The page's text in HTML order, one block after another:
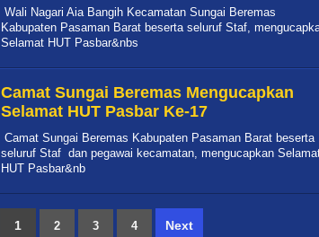
Wali Nagari Aia Bangih Kecamatan Sungai Beremas
Kabupaten Pasaman Barat beserta seluruf Staf,
Selamat HUT Pasbar&nbs
Camat Sungai Beremas Mengucapkan
Selamat HUT Pasbar Ke-17
Camat Sungai Beremas Kabupaten Pasaman Barat beserta
seluruf Staf dan pegawai kecamatan, mengucapkan
HUT Pasbar&nb
1 2 3 4 Next